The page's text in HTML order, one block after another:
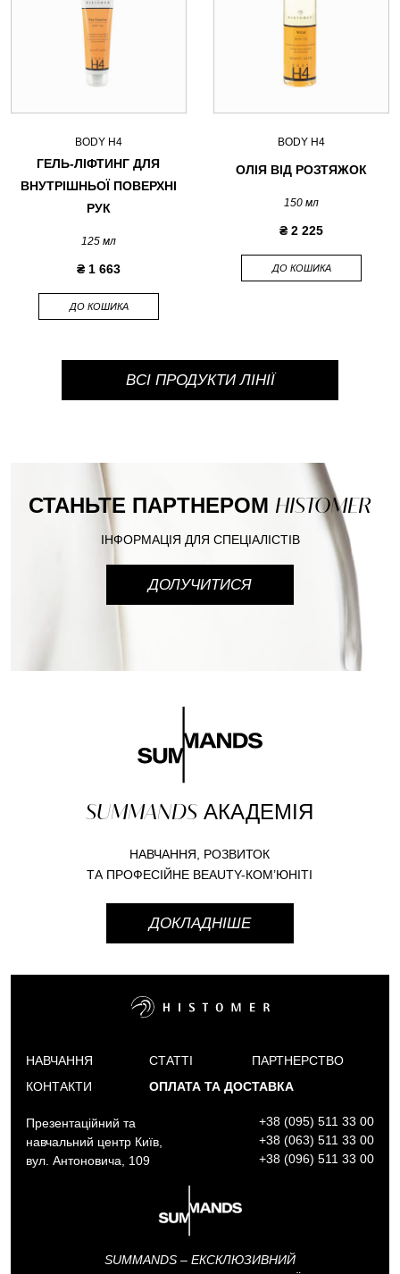
BODY H4
ГЕЛЬ-ЛІФТИНГ ДЛЯ
ВНУТРІШНЬОЇ ПОВЕРХНІ
РУК
125 мл
₴ 1 663
ДО КОШИКА
BODY H4
ОЛІЯ ВІД РОЗТЯЖОК
150 мл
₴ 2 225
ДО КОШИКА
ВСІ ПРОДУКТИ ЛІНІЇ
СТАНЬТЕ ПАРТНЕРОМ HISTOMER
ІНФОРМАЦІЯ ДЛЯ СПЕЦІАЛІСТІВ
ДОЛУЧИТИСЯ
SUMMANDS АКАДЕМІЯ
НАВЧАННЯ, РОЗВИТОК
ТА ПРОФЕСІЙНЕ BEAUTY-КОМ’ЮНІТІ
ДОКЛАДНІШЕ
НАВЧАННЯ
КОНТАКТИ
СТАТТІ
ПАРТНЕРСТВО
ОПЛАТА ТА ДОСТАВКА
Презентаційний та
навчальний центр Київ,
вул. Антоновича, 109
+38 (095) 511 33 00
+38 (063) 511 33 00
+38 (096) 511 33 00
SUMMANDS – ЕКСКЛЮЗИВНИЙ